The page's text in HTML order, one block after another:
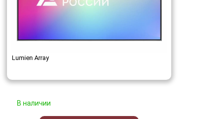
Lumien Array
В наличии